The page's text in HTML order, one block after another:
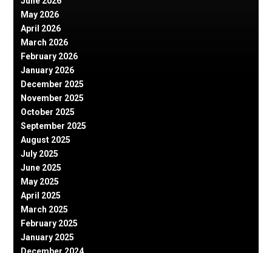
May 2026
April 2026
March 2026
February 2026
January 2026
December 2025
November 2025
October 2025
September 2025
August 2025
July 2025
June 2025
May 2025
April 2025
March 2025
February 2025
January 2025